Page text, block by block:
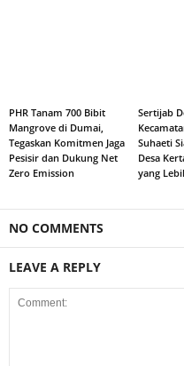
PHR Tanam 700 Bibit
Mangrove di Dumai,
Tegaskan Komitmen Jaga
Pesisir dan Dukung Net
Zero Emission
Sertijab
Suhaeti
Desa
yang
NO COMMENTS
LEAVE A REPLY